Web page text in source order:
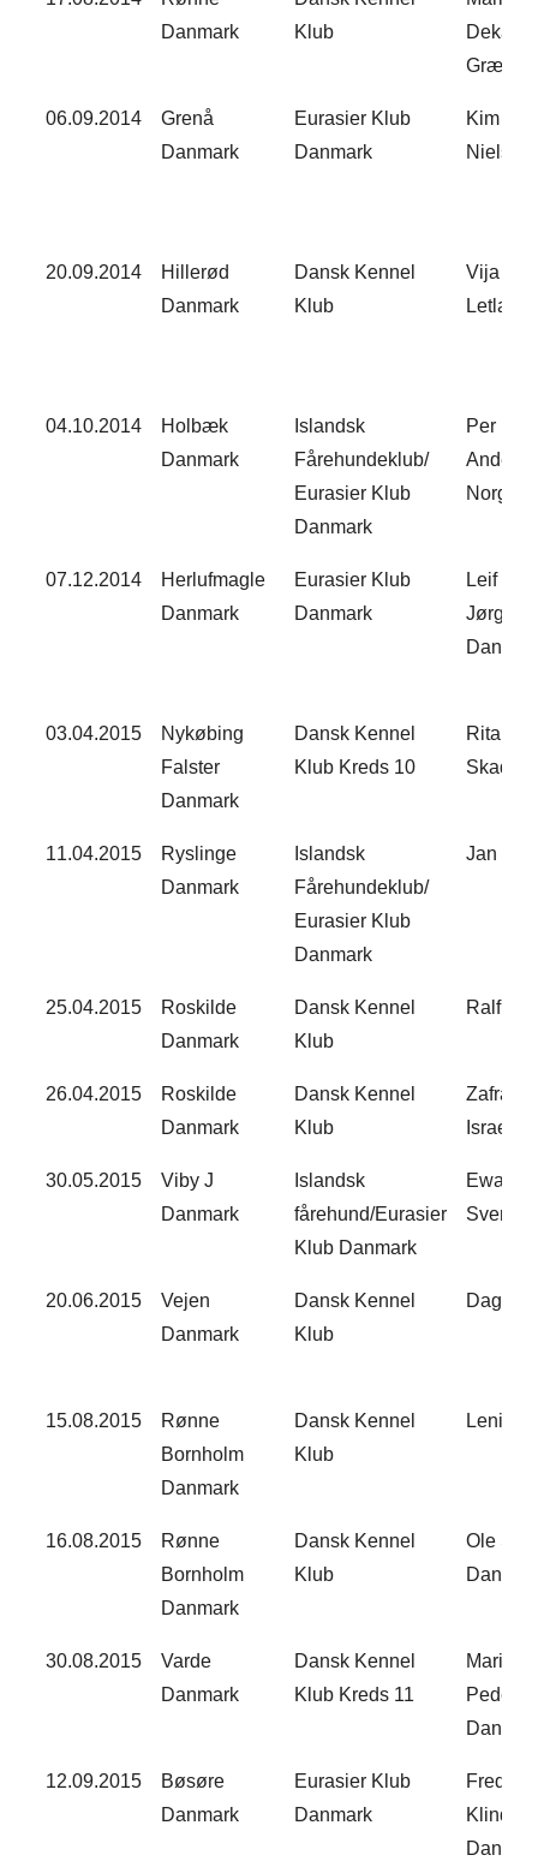
Danmark
Klub
06.09.2014
Grenå
Danmark
Eurasier Klub
Danmark
Kim
Nielsen
20.09.2014
Hillerød
Danmark
Dansk Kennel
Klub
Vija
Letland
04.10.2014
Holbæk
Danmark
Islandsk
Fårehundeklub/
Eurasier Klub
Danmark
Per K.
Norge
07.12.2014
Herlufmagle
Danmark
Eurasier Klub
Danmark
Leif
03.04.2015​
Nykøbing
Falster
Danmark
Dansk Kennel
Klub Kreds 10
Rita
Skadina​
11.04.2015​
Ryslinge
Danmark
Islandsk
Fårehundeklub/
Eurasier Klub
Danmark
Jan
25.04.2015​
Roskilde
Danmark
Dansk Kennel
Klub
Ralf
26.04.2015​
Roskilde
Danmark
Dansk Kennel
Klub
Zafra
Israel
30.05.2015​
Viby J
Danmark
Islandsk
fårehund/Eurasier
Klub Danmark
Ewa
Sverigel​
20.06.2015​
Vejen
Danmark
Dansk Kennel
Klub
15.08.2015​
Rønne
Bornholm
Danmark
Dansk Kennel
Klub
Leni
16.08.2015​
Rønne
Bornholm
Danmark
Dansk Kennel
Klub
Ole
30.08.2015​
Varde
Danmark
Dansk Kennel
Klub Kreds 11
Marie
12.09.2015​
Bøsøre
Danmark
Eurasier Klub
Danmark​
Freddie
Klindrup